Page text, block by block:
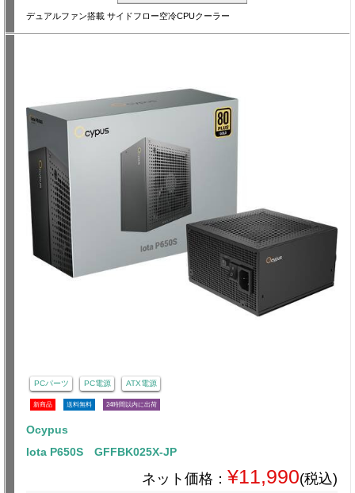
デュアルファン搭載 サイドフロー空冷CPUクーラー
PCパーツ PC電源 ATX電源
新商品 送料無料 24時間以内に出荷
Ocypus
Iota P650S GFFBK025X-JP
ネット価格： ¥11,990(税込)